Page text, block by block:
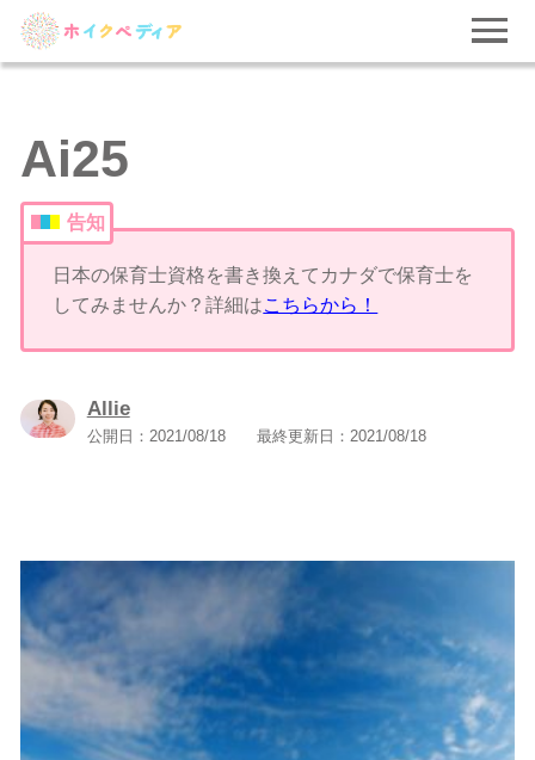
Ai25
告知
日本の保育士資格を書き換えてカナダで保育士を
してみませんか？詳細はこちらから！
Allie
公開日： 2021/08/18 最終更新日： 2021/08/18